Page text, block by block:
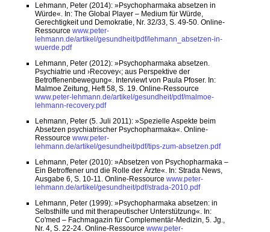
Lehmann, Peter (2014): »Psychopharmaka absetzen in
Würde«. In: The Global Player – Medium für Würde,
Gerechtigkeit und Demokratie, Nr. 32/33, S. 49-50. Online-
Ressource www.peter-
lehmann.de/artikel/gesundheit/pdf/lehmann_absetzen-in-
wuerde.pdf
Lehmann, Peter (2012): »Psychopharmaka absetzen.
Psychiatrie und ›Recovey‹; aus Perspektive der
Betroffenenbewegung«. Interviewt von Paula Pfoser. In:
Malmoe Zeitung, Heft 58, S. 19. Online-Ressource
www.peter-lehmann.de/artikel/gesundheit/pdf/malmoe-
lehmann-recovery.pdf
Lehmann, Peter (5. Juli 2011): »Spezielle Aspekte beim
Absetzen psychiatrischer Psychopharmaka«. Online-
Ressource www.peter-
lehmann.de/artikel/gesundheit/pdf/tips-zum-absetzen.pdf
Lehmann, Peter (2010): »Absetzen von Psychopharmaka –
Ein Betroffener und die Rolle der Ärzte«. In: Strada News,
Ausgabe 6, S. 10-11. Online-Ressource www.peter-
lehmann.de/artikel/gesundheit/pdf/strada-2010.pdf
Lehmann, Peter (1999): »Psychopharmaka absetzen: in
Selbsthilfe und mit therapeutischer Unterstützung«. In:
Co'med – Fachmagazin für Complementär-Medizin, 5. Jg.,
Nr. 4, S. 22-24. Online-Ressource www.peter-